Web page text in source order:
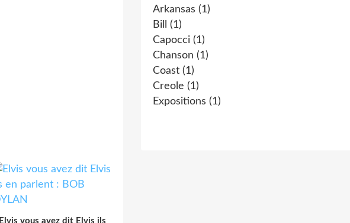
Elvis vous avez dit Elvis ils
Arkansas (1)
Bill
(1)
Capocci (1)
Chanson (1)
Coast (1)
Creole (1)
Expositions (1)